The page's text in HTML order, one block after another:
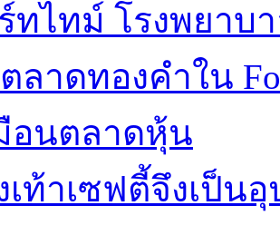
ทไทม์ โรงพยาบ
ลาดทองคำใน
อนตลาดหุ้น
เท้าเซฟตี้จึงเป็